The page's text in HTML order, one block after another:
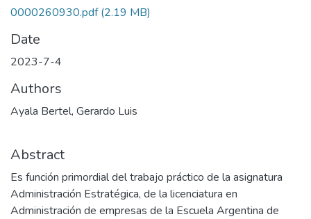
0000260930.pdf (2.19 MB)
Date
2023-7-4
Authors
Ayala Bertel, Gerardo Luis
Abstract
Es función primordial del trabajo práctico de la asignatura
Administración Estratégica, de la licenciatura en
Administración de empresas de la Escuela Argentina de